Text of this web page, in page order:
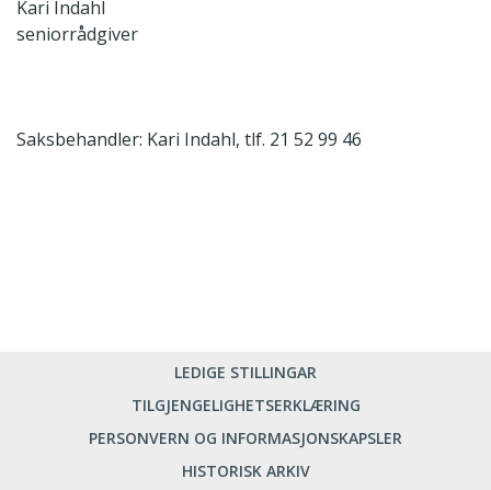
Kari Indahl
seniorrådgiver
Saksbehandler: Kari Indahl, tlf. 21 52 99 46
LEDIGE STILLINGAR
TILGJENGELIGHETSERKLÆRING
PERSONVERN OG INFORMASJONSKAPSLER
HISTORISK ARKIV